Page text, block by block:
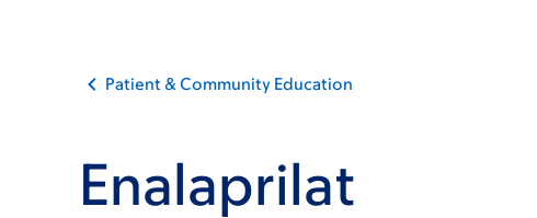
Patient & Community Education
Enalaprilat